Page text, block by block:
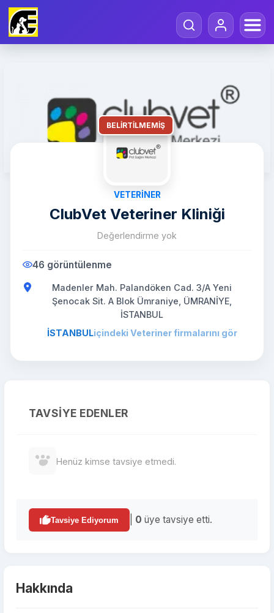
BELIRTILMEMIŞ
VETERINER
ClubVet Veteriner Kliniği
Değerlendirme yok
46 görüntülenme
Madenler Mah. Palandöken Cad. 3/A Yeni
Şenocak Sit. A Blok Ümraniye, ÜMRANİYE,
İSTANBUL
İSTANBULiçindeki Veteriner firmalarını gör
TAVSIYE EDENLER
Henüz kimse tavsiye etmedi.
Tavsiye Ediyorum 0 üye tavsiye etti.
Hakkında